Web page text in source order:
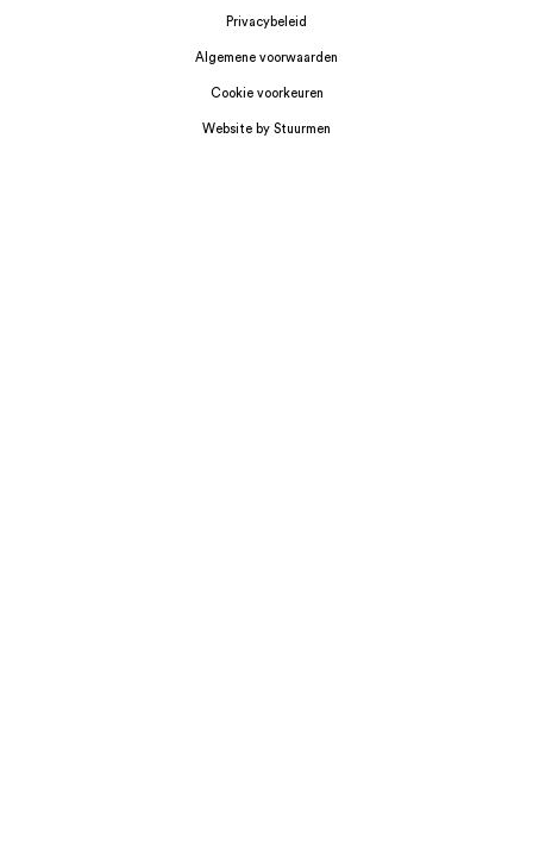
Privacybeleid
Algemene voorwaarden
Cookie voorkeuren
Website by Stuurmen